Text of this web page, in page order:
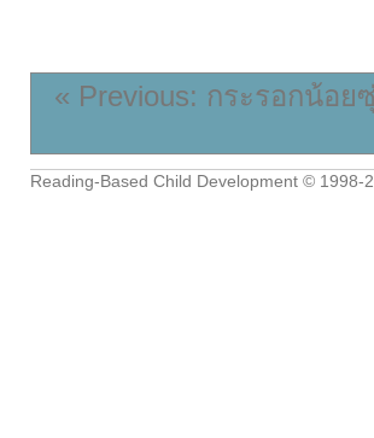
« Previous: กระรอกน้อ
Reading-Based Child Development © 1998-